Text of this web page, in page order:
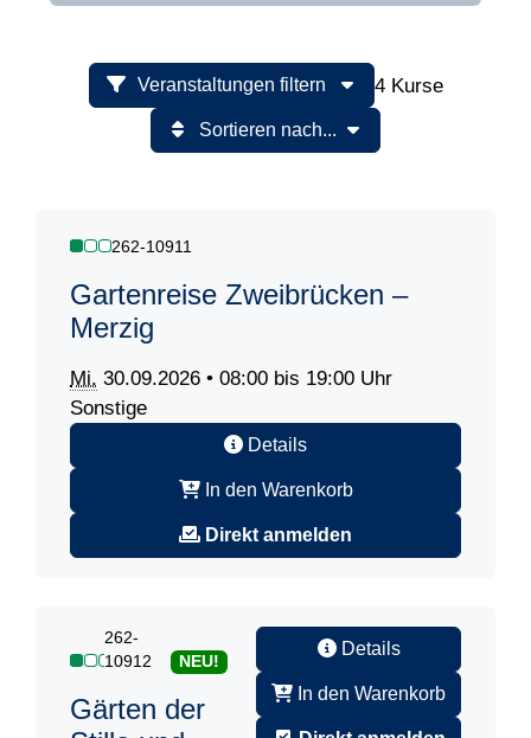
Veranstaltungen filtern 4 Kurse
Sortieren nach...
262-10911
Gartenreise Zweibrücken –
Merzig
Mi. 30.09.2026 • 08:00 bis 19:00 Uhr
Sonstige
Details
In den Warenkorb
Direkt anmelden
262-
10912
NEU!
Gärten der
Details
In den Warenkorb